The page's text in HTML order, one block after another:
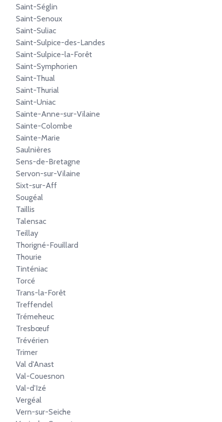
Saint-Séglin
Saint-Senoux
Saint-Suliac
Saint-Sulpice-des-Landes
Saint-Sulpice-la-Forêt
Saint-Symphorien
Saint-Thual
Saint-Thurial
Saint-Uniac
Sainte-Anne-sur-Vilaine
Sainte-Colombe
Sainte-Marie
Saulnières
Sens-de-Bretagne
Servon-sur-Vilaine
Sixt-sur-Aff
Sougéal
Taillis
Talensac
Teillay
Thorigné-Fouillard
Thourie
Tinténiac
Torcé
Trans-la-Forêt
Treffendel
Trémeheuc
Tresbœuf
Trévérien
Trimer
Val d'Anast
Val-Couesnon
Val-d'Izé
Vergéal
Vern-sur-Seiche